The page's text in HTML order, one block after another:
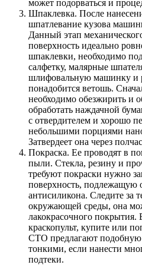
может подорваться и
Шпаклевка. После
шпатлевание кузова
Данный этап
поверхность идеально
шпаклевки, необходимо
салфетку, малярные
шлифовальную машинку и
понадобится ветошь.
необходимо обезжирить и
обработать наждачной
с отвердителем и хорошо
небольшими порциями
Затвердеет она через
Покраска. Ее проводят в
пыли. Стекла, резину и
требуют покраски нужно
поверхность, подлежащую
антисиликона. Следите за
окружающей среды, она
лакокрасочного покрытия.
краскопульт, купите или
СТО предлагают подобную
тонкими, если нанести
подтеки.